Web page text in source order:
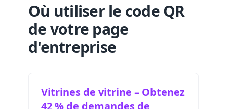
Où utiliser le code QR
de votre page
d'entreprise
Vitrines de vitrine – Obtenez
42 % de demandes de